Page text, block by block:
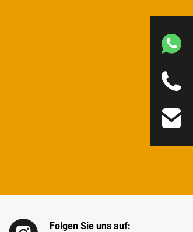
Folgen Sie uns auf: